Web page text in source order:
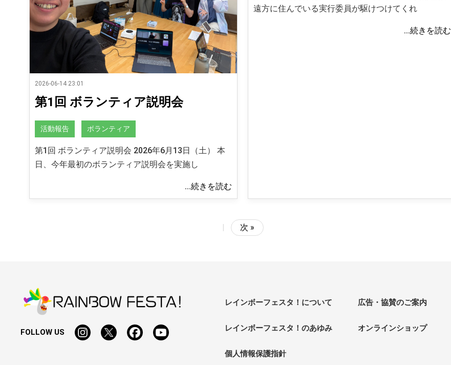
2026-06-14 23:01
第1回 ボランティア説明会
活動報告 ボランティア
第1回 ボランティア説明会 2026年6月13日（土） 本
日、今年最初のボランティア説明会を実施し
...続きを読む
遠方に住んでいる実行委員が駆けつけてくれ
...続きを読む
次 »
FOLLOW US
レインボーフェスタ！について 広告・協賛のご案内
レインボーフェスタ！のあゆみ オンラインショップ
個人情報保護指針